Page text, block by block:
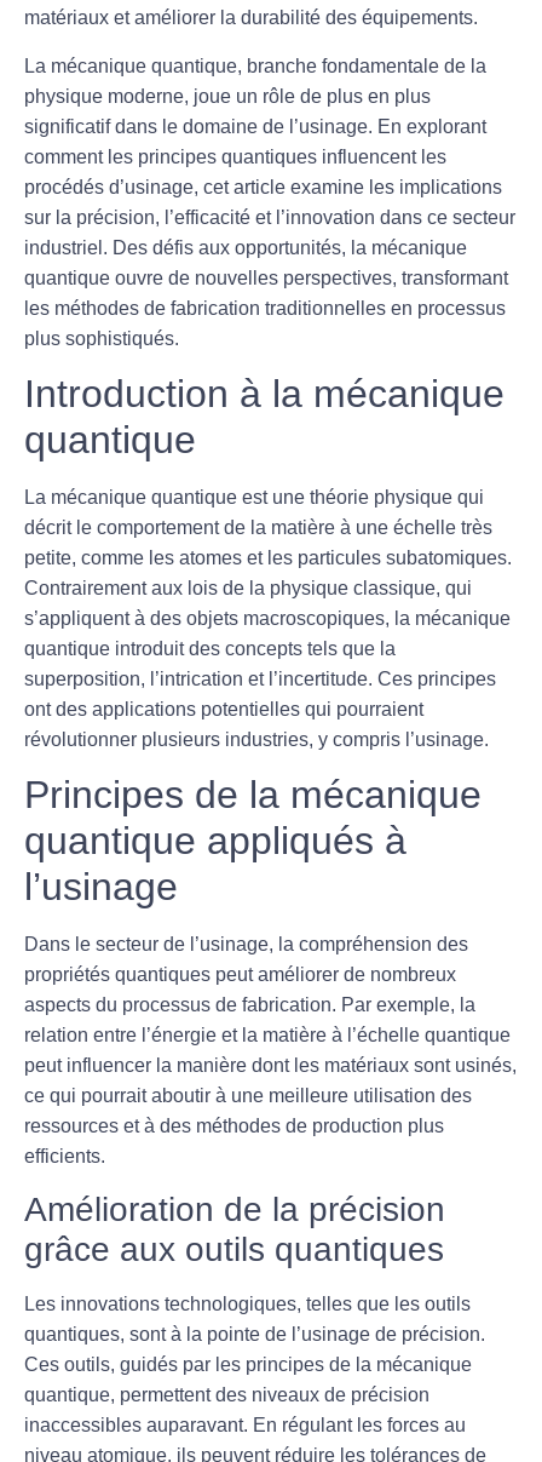
matériaux et améliorer la durabilité des équipements.
La mécanique quantique, branche fondamentale de la
physique moderne, joue un rôle de plus en plus
significatif dans le domaine de l’usinage. En explorant
comment les principes quantiques influencent les
procédés d’usinage, cet article examine les implications
sur la précision, l’efficacité et l’innovation dans ce secteur
industriel. Des défis aux opportunités, la mécanique
quantique ouvre de nouvelles perspectives, transformant
les méthodes de fabrication traditionnelles en processus
plus sophistiqués.
Introduction à la mécanique
quantique
La mécanique quantique est une théorie physique qui
décrit le comportement de la matière à une échelle très
petite, comme les atomes et les particules subatomiques.
Contrairement aux lois de la physique classique, qui
s’appliquent à des objets macroscopiques, la mécanique
quantique introduit des concepts tels que la
superposition, l’intrication et l’incertitude. Ces principes
ont des applications potentielles qui pourraient
révolutionner plusieurs industries, y compris l’usinage.
Principes de la mécanique
quantique appliqués à
l’usinage
Dans le secteur de l’usinage, la compréhension des
propriétés quantiques peut améliorer de nombreux
aspects du processus de fabrication. Par exemple, la
relation entre l’énergie et la matière à l’échelle quantique
peut influencer la manière dont les matériaux sont usinés,
ce qui pourrait aboutir à une meilleure utilisation des
ressources et à des méthodes de production plus
efficients.
Amélioration de la précision
grâce aux outils quantiques
Les innovations technologiques, telles que les outils
quantiques, sont à la pointe de l’usinage de précision.
Ces outils, guidés par les principes de la mécanique
quantique, permettent des niveaux de précision
inaccessibles auparavant. En régulant les forces au
niveau atomique, ils peuvent réduire les tolérances de